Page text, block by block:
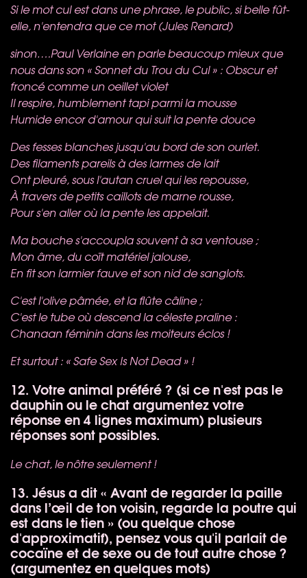
Si le mot cul est dans une phrase, le public, si belle fût-
elle, n'entendra que ce mot (Jules Renard)
sinon….Paul Verlaine en parle beaucoup mieux que
nous dans son « Sonnet du Trou du Cul » : Obscur et
froncé comme un oeillet violet
Il respire, humblement tapi parmi la mousse
Humide encor d'amour qui suit la pente douce
Des fesses blanches jusqu'au bord de son ourlet.
Des filaments pareils à des larmes de lait
Ont pleuré, sous l'autan cruel qui les repousse,
À travers de petits caillots de marne rousse,
Pour s'en aller où la pente les appelait.
Ma bouche s'accoupla souvent à sa ventouse ;
Mon âme, du coït matériel jalouse,
En fit son larmier fauve et son nid de sanglots.
C'est l'olive pâmée, et la flûte câline ;
C'est le tube où descend la céleste praline :
Chanaan féminin dans les moiteurs éclos !
Et surtout : « Safe Sex Is Not Dead » !
12. Votre animal préféré ? (si ce n'est pas le
dauphin ou le chat argumentez votre
réponse en 4 lignes maximum) plusieurs
réponses sont possibles.
Le chat, le nôtre seulement !
13. Jésus a dit « Avant de regarder la paille
dans l’œil de ton voisin, regarde la poutre qui
est dans le tien » (ou quelque chose
d'approximatif), pensez vous qu'il parlait de
cocaïne et de sexe ou de tout autre chose ?
(argumentez en quelques mots)